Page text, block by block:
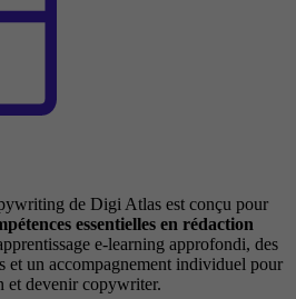
de Digi Atlas est conçu pour
essentielles en rédaction
e-learning approfondi, des
et un accompagnement individuel pour
et devenir copywriter.